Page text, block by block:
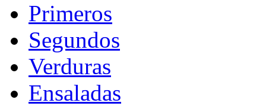
Primeros
Segundos
Verduras
Ensaladas